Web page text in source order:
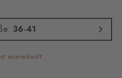
36-41
ausverkauft.